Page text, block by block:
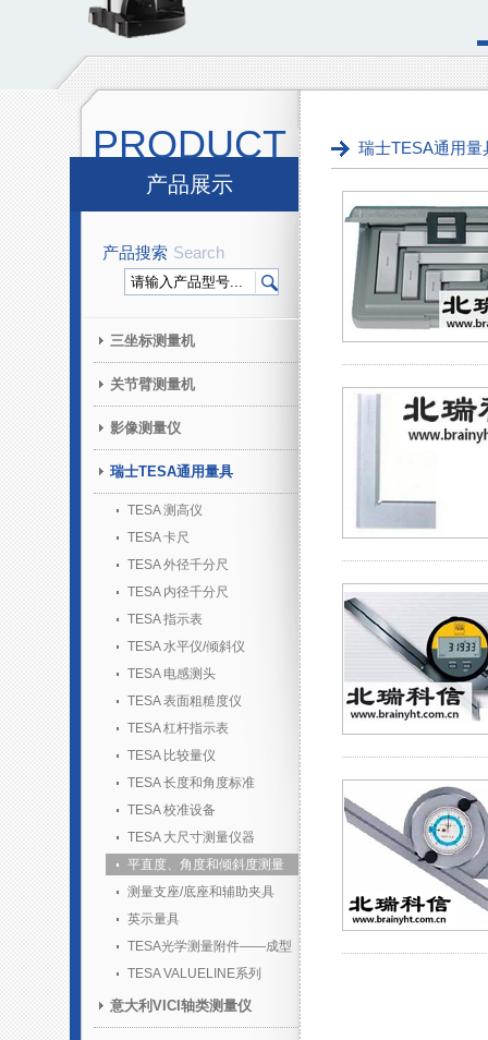
PRODUCT
产品展示
产品搜索 Search
三坐标测量机
关节臂测量机
影像测量仪
瑞士TESA通用量具
TESA 测高仪
TESA 卡尺
TESA 外径千分尺
TESA 内径千分尺
TESA 指示表
TESA 水平仪/倾斜仪
TESA 电感测头
TESA 表面粗糙度仪
TESA 杠杆指示表
TESA 比较量仪
TESA 长度和角度标准
TESA 校准设备
TESA 大尺寸测量仪器
平直度、角度和倾斜度测量
测量支座/底座和辅助夹具
英示量具
TESA光学测量附件——成型
胶套装TESA VALUELINE系列
意大利VICI轴类测量仪
瑞士TESA通用量